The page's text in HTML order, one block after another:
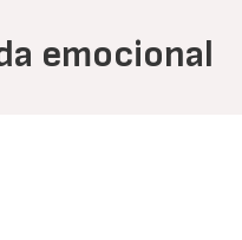
emocional